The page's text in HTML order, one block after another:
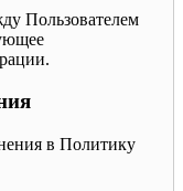
Пользователем
в Политику